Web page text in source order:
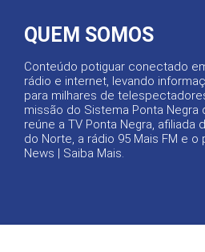
QUEM SOMOS
Conteúdo potiguar conectado
rádio e internet, levando
para milhares de
missão do Sistema Ponta Negra
reúne a TV Ponta Negra, afiliada
do Norte, a rádio 95 Mais FM e o
News | Saiba Mais.